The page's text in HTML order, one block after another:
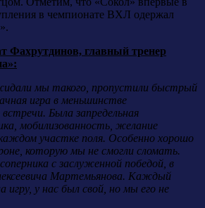
в чемпионате ВХЛ одержал
Фахрутдинов, главный тренер
мы такого, пропустили быстрый
игра в меньшинстве
встречи. Была запредельная
мобилизованность, желание
участке поля. Особенно хорошо
которую мы не смогли сломать.
с заслуженной победой, в
Мартемьянова. Каждый
игру, у нас был свой, но мы его не